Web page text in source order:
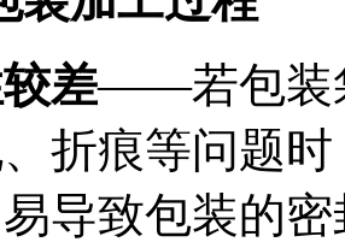
差——若包装
折痕等问题
导致包装的